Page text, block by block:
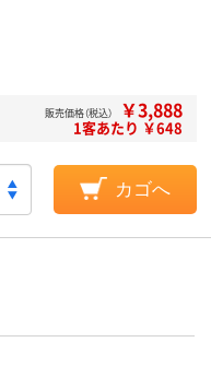
販売価格（税込） ￥3,888
1客あたり ￥648
カゴへ